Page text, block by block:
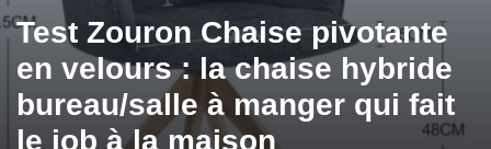
Test Zouron Chaise pivotante
en velours : la chaise hybride
bureau/salle à manger qui fait
le job à la maison